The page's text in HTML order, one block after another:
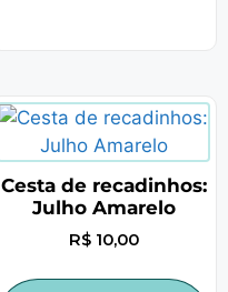
Cesta de recadinhos:
Julho Amarelo
R$10,00